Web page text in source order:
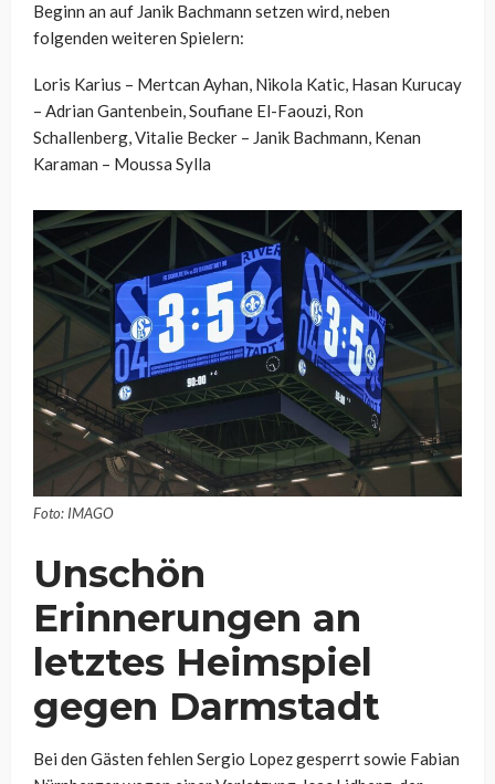
Beginn an auf Janik Bachmann setzen wird, neben
folgenden weiteren Spielern:
Loris Karius – Mertcan Ayhan, Nikola Katic, Hasan Kurucay
– Adrian Gantenbein, Soufiane El-Faouzi, Ron
Schallenberg, Vitalie Becker – Janik Bachmann, Kenan
Karaman – Moussa Sylla
Foto: IMAGO
Unschön
Erinnerungen an
letztes Heimspiel
gegen Darmstadt
Bei den Gästen fehlen Sergio Lopez gesperrt sowie Fabian